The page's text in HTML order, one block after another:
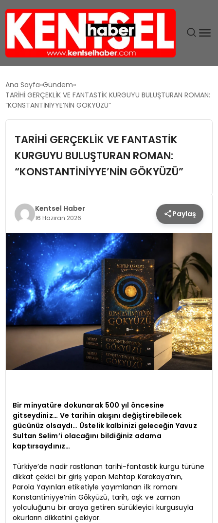
GÜNDEM
EĞITIM
MAGAZIN
KÜLTÜR & SANAT
SPOR
SAĞLIK
Ana Sayfa Gündem
TARİHİ GERÇEKLİK VE FANTASTİK KURGUYU BULUŞTURAN ROMAN:
“KONSTANTİNİYYE’NİN GÖKYÜZÜ”
TARİHİ GERÇEKLİK VE FANTASTİK
KURGUYU BULUŞTURAN ROMAN:
“KONSTANTİNİYYE’NİN GÖKYÜZÜ”
Kentsel Haber
16 Haziran 2026 Paylaş
Bir minyatüre dokunarak 500 yıl öncesine
gitseydiniz… Ve tarihin akışını değiştirebilecek
gücünüz olsaydı… Üstelik kalbinizi geleceğin Yavuz
Sultan Selim’i olacağını bildiğiniz adama
kaptırsaydınız…
Türkiye’de nadir rastlanan tarihi-fantastik kurgu türüne
dikkat çekici bir giriş yapan Mehtap Karakaya’nın,
Parola Yayınları etiketiyle yayımlanan ilk romanı
Konstantiniyye’nin Gökyüzü, tarih, aşk ve zaman
yolculuğunu bir araya getiren sürükleyici kurgusuyla
okurların dikkatini çekiyor.